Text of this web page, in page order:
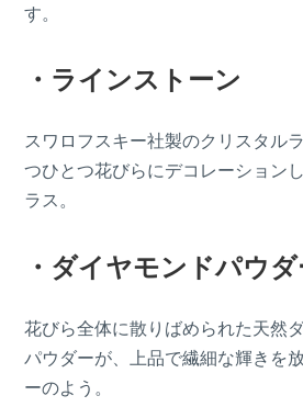
す。
・ラインストーン
スワロフスキー社製のクリスタル
つひとつ花びらにデコレーション
ラス。
・ダイヤモンドパウ
花びら全体に散りばめられた天然
パウダーが、上品で繊細な輝きを
ーのよう。